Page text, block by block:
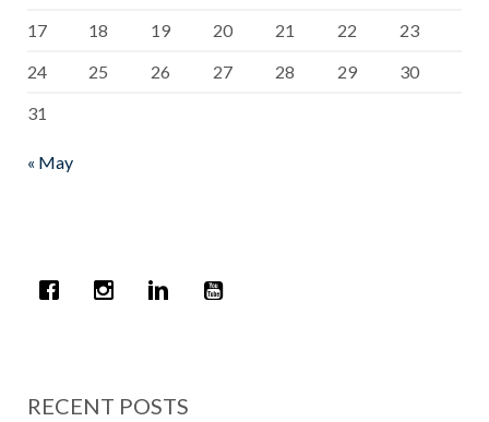
17
18 19 20 21 22
23
24
25 26 27 28 29
30
31
« May
RECENT POSTS